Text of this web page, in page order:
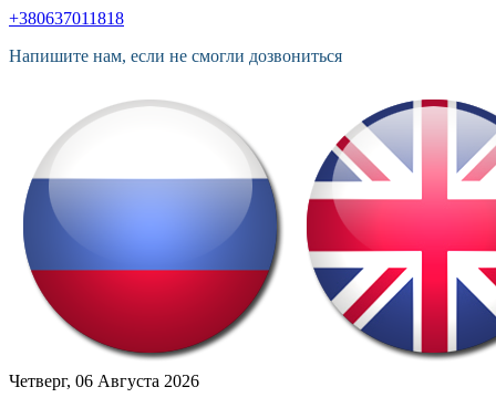
+380637011818
Напишите нам, если не смогли дозвониться
Четверг, 06 Августа 2026